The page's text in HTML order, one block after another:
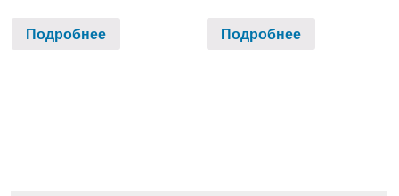
Подробнее Подробнее